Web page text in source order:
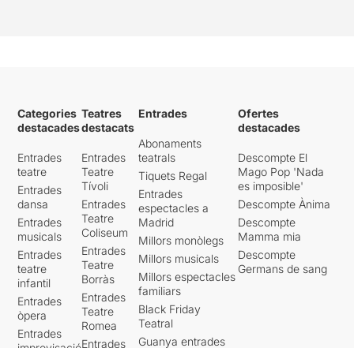
Categories
destacades
Entrades
teatre
Entrades
dansa
Entrades
musicals
Entrades
teatre
infantil
Entrades
òpera
Entrades
Teatres
destacats
Entrades
Teatre
Tívoli
Entrades
Teatre
Coliseum
Entrades
Teatre
Borràs
Entrades
Teatre
Romea
Entrades
Entrades
Abonaments
teatrals
Tiquets Regal
Entrades
espectacles a
Madrid
Millors monòlegs
Millors musicals
Millors espectacles
familiars
Black Friday
Teatral
Guanya entrades
Ofertes
destacades
Descompte El
Mago Pop 'Nada
es imposible'
Descompte Ànima
Descompte
Mamma mia
Descompte
Germans de sang